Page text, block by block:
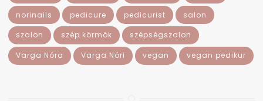
norinails pedicure pedicurist salon
szalon szép körmök szépségszalon
Varga Nóra Varga Nóri vegan vegan pedikur